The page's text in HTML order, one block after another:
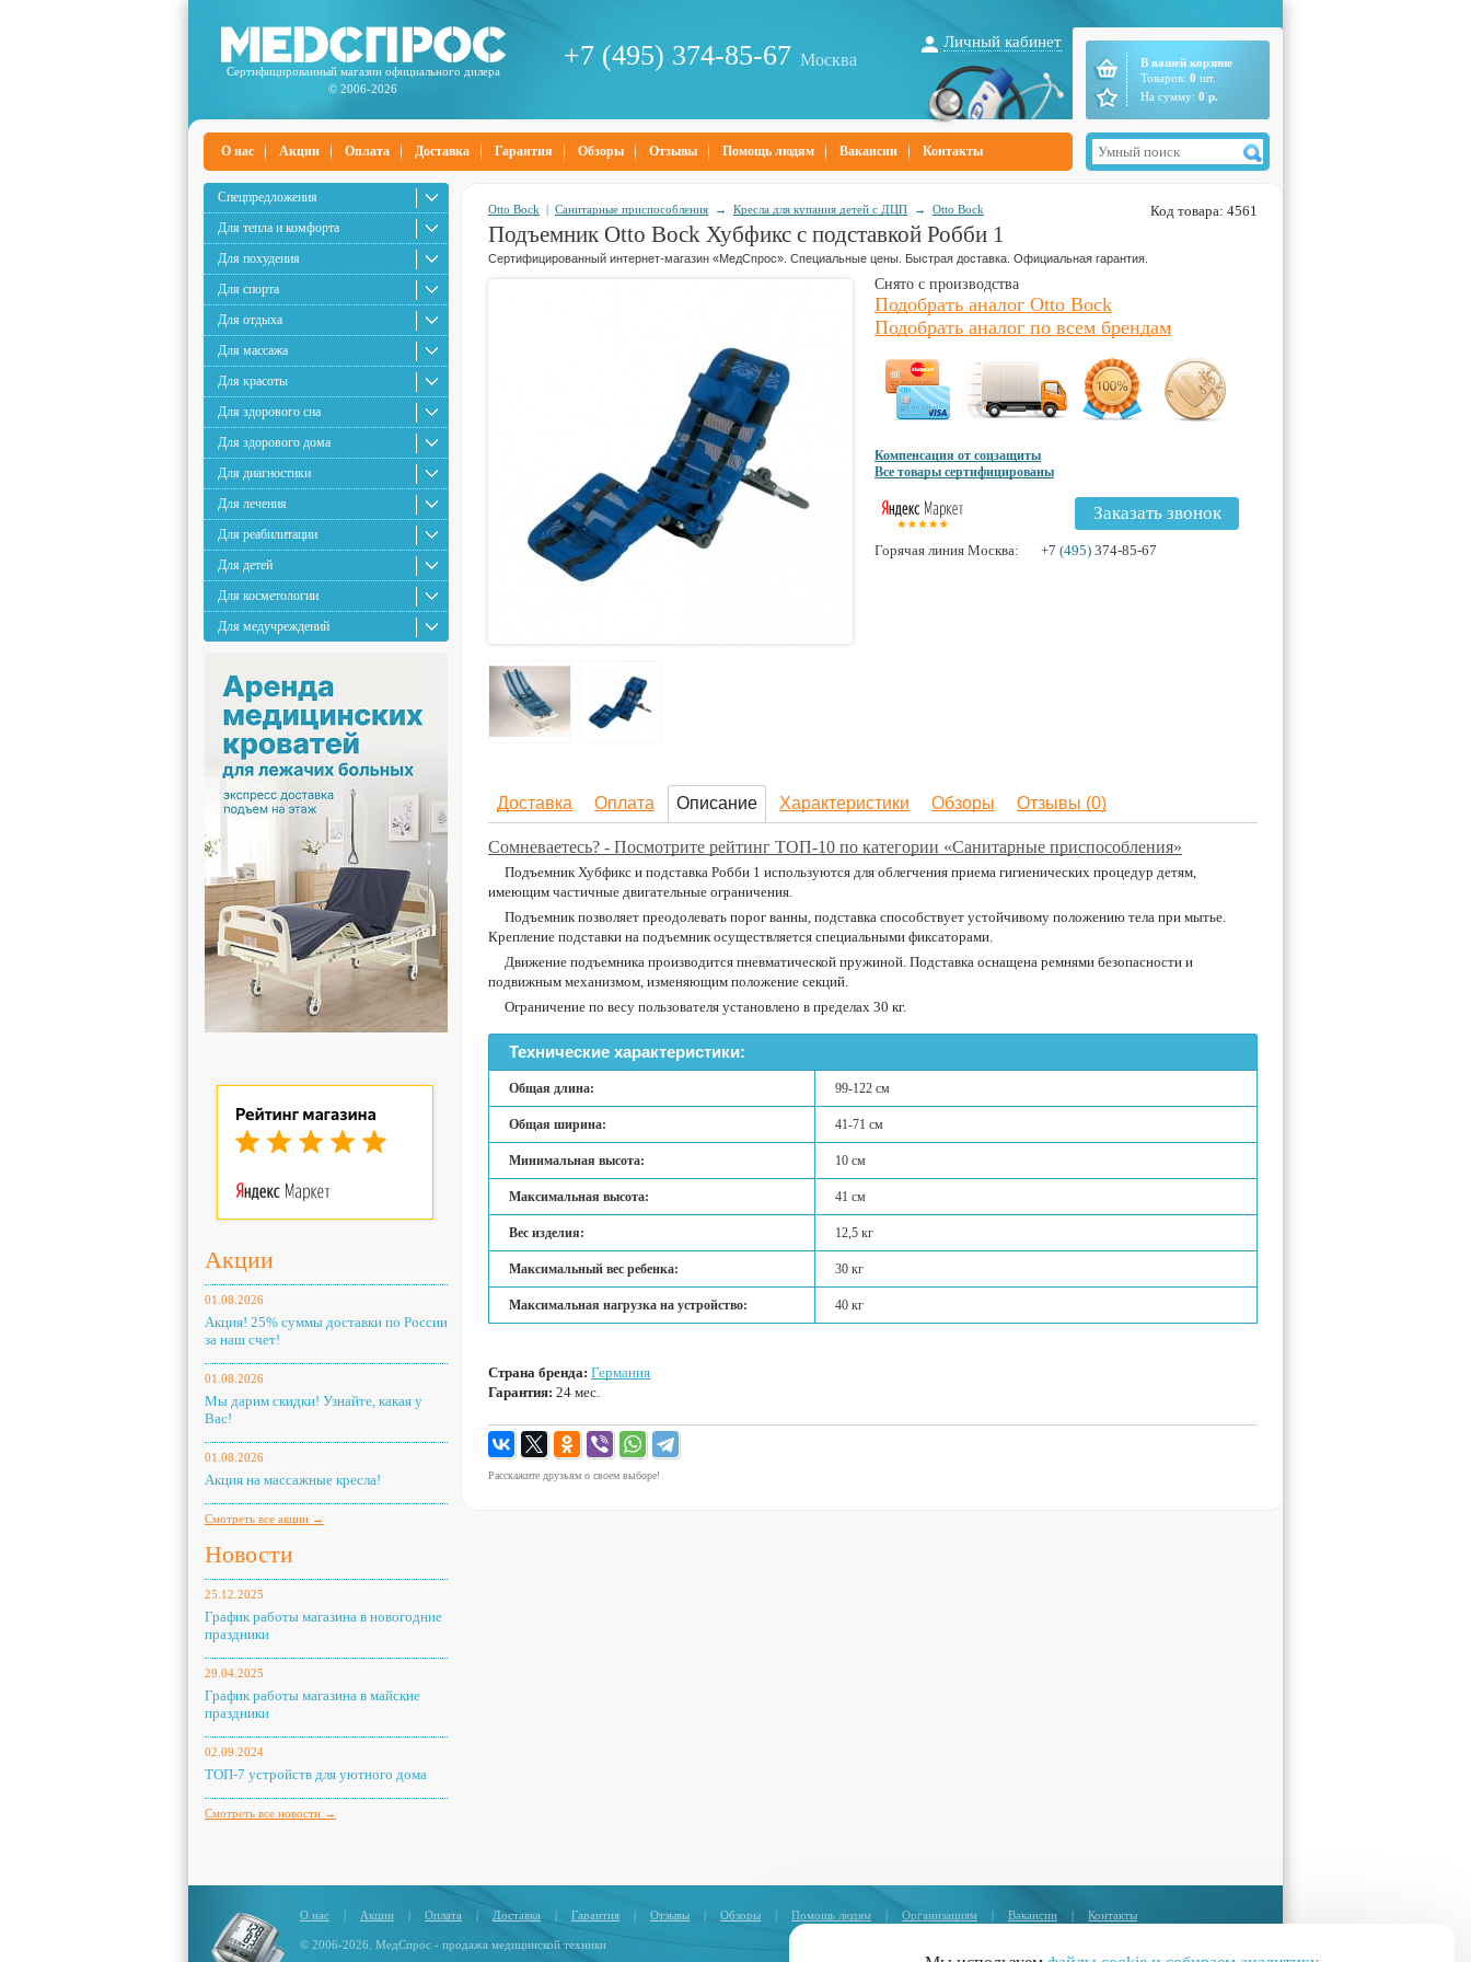
Сертифицированный магазин официального дилера
© 2006-2026
+7 (495) 374-85-67 Москва
Личный кабинет
В вашей корзине
Товаров: 0 шт.
На сумму: 0 р.
О нас Акции Оплата Доставка Гарантия Обзоры Отзывы Помощь людям Вакансии Контакты
Спецпредложения
Для тепла и комфорта
Для похудения
Для спорта
Для отдыха
Для массажа
Для красоты
Для здорового сна
Для здорового дома
Для диагностики
Для лечения
Для реабилитации
Для детей
Для косметологии
Для медучреждений
Акции
01.08.2026
Акция! 25% суммы доставки по России
за наш счет!
01.08.2026
Мы дарим скидки! Узнайте, какая у
Вас!
01.08.2026
Акция на массажные кресла!
Смотреть все акции →
Новости
25.12.2025
График работы магазина в новогодние
праздники
29.04.2025
График работы магазина в майские
праздники
02.09.2024
ТОП-7 устройств для уютного дома
Смотреть все новости →
Код товара: 4561
Otto Bock | Санитарные приспособления → Кресла для купания детей с ДЦП → Otto Bock
Подъемник Otto Bock Хубфикс с подставкой Робби 1
Сертифицированный интернет-магазин «МедСпрос». Специальные цены. Быстрая доставка. Официальная гарантия.
Снято с производства
Подобрать аналог Otto Bock
Подобрать аналог по всем брендам
Компенсация от соцзащиты
Все товары сертифицированы
Заказать звонок
Горячая линия Москва: +7 (495) 374-85-67
Доставка Оплата Описание Характеристики Обзоры Отзывы (0)
Сомневаетесь? - Посмотрите рейтинг ТОП-10 по категории «Санитарные приспособления»
Подъемник Хубфикс и подставка Робби 1 используются для облегчения приема гигиенических процедур детям,
имеющим частичные двигательные ограничения.
Подъемник позволяет преодолевать порог ванны, подставка способствует устойчивому положению тела при мытье.
Крепление подставки на подъемник осуществляется специальными фиксаторами.
Движение подъемника производится пневматической пружиной. Подставка оснащена ремнями безопасности и
подвижным механизмом, изменяющим положение секций.
Ограничение по весу пользователя установлено в пределах 30 кг.
Технические характеристики:
Общая длина: 99-122 см
Общая ширина: 41-71 см
Минимальная высота: 10 см
Максимальная высота: 41 см
Вес изделия: 12,5 кг
Максимальный вес ребенка: 30 кг
Максимальная нагрузка на устройство: 40 кг
Страна бренда: Германия
Гарантия: 24 мес.
Расскажите друзьям о своем выборе!
О нас | Акции | Оплата | Доставка | Гарантия | Отзывы | Обзоры | Помощь людям | Организациям | Вакансии | Контакты
© 2006-2026. МедСпрос - продажа медицинской техники